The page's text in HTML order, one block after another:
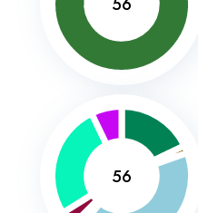
56